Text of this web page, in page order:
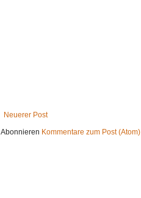
Neuerer Post
Abonnieren Kommentare zum Post (Atom)